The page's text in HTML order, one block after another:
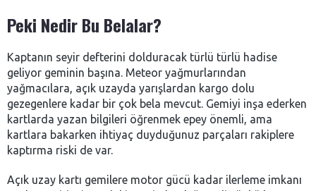
Peki Nedir Bu Belalar?
Kaptanın seyir defterini dolduracak türlü türlü hadise
geliyor geminin başına. Meteor yağmurlarından
yağmacılara, açık uzayda yarışlardan kargo dolu
gezegenlere kadar bir çok bela mevcut. Gemiyi inşa ederken
kartlarda yazan bilgileri öğrenmek epey önemli, ama
kartlara bakarken ihtiyaç duyduğunuz parçaları rakiplere
kaptırma riski de var.
Açık uzay kartı gemilere motor gücü kadar ilerleme imkanı